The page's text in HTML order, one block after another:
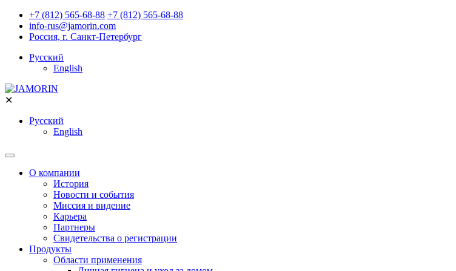
+7 (812) 565-68-88 +7 (812) 565-68-88
info-rus@jamorin.com
Россия, г. Санкт-Петербург
Русский
English
✕
Русский
English
О компании
История
Новости и события
Миссия и видение
Карьера
Партнеры
Свидетельства о регистрации
Продукты
Области применения